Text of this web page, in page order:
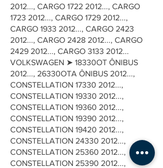
2012..., CARGO 1722 2012..., CARGO
1723 2012..., CARGO 1729 2012...,
CARGO 1933 2012..., CARGO 2423
2012..., CARGO 2428 2012..., CARGO
2429 2012..., CARGO 3133 2012...
VOLKSWAGEN ➤ 18330OT ÔNIBUS
2012..., 26330OTA ÔNIBUS 2012...,
CONSTELLATION 17330 2012...,
CONSTELLATION 19330 2012...,
CONSTELLATION 19360 2012...,
CONSTELLATION 19390 2012...,
CONSTELLATION 19420 2012...,
CONSTELLATION 24330 2012...,
CONSTELLATION 25360 2012...,
CONSTELLATION 25390 2012...,